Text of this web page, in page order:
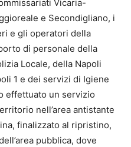
Vicaria-
e Secondigliano, i
e gli operatori della
di personale della
Locale, della Napoli
1 e dei servizi di Igiene
effettuato un servizio
nell’area antistante
finalizzato al ripristino,
pubblica, dove